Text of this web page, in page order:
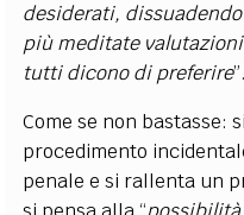
desiderati,
più meditate
tutti dicono di preferire”.
Come se non bastasse:
procedimento
penale e si rallenta un